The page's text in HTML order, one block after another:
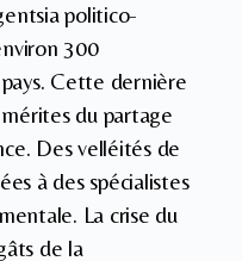
politico-
300
Cette dernière
du partage
Des velléités de
à des spécialistes
La crise du
de la